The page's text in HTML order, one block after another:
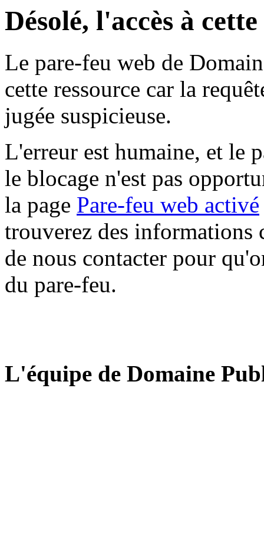
Désolé, l'accès à
Le pare-feu web de
cette ressource car la
jugée suspicieuse.
L'erreur est humaine, et le
le blocage n'est pas
la page Pare-feu web activé
trouverez des informations
de nous contacter pour
du pare-feu.
L'équipe de Domaine